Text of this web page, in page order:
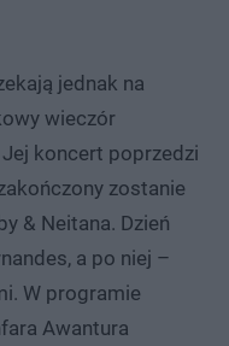
jednak na
wieczór
koncert poprzedzi
zostanie
& Neitana. Dzień
a po niej –
W programie
Awantura